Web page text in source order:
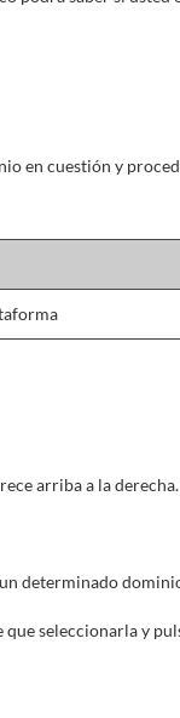
en cuestión y
arriba a la derecha.
determinado
seleccionarla y